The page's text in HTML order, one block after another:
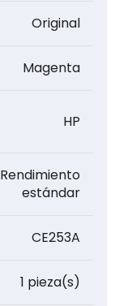
Original
Magenta
HP
Rendimiento
estándar
CE253A
1 pieza(s)